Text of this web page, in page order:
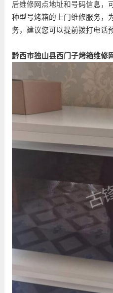
后维修网点地址和号码信息，
种型号烤箱的上门维修服务，
务，建议您可以提前拨打电话
黔西市独山县西门子烤箱维修